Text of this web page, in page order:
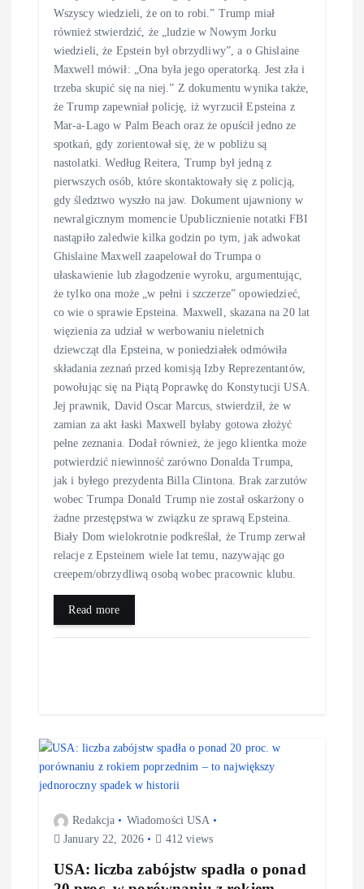
Wszyscy wiedzieli, że on to robi.” Trump miał
również stwierdzić, że „ludzie w Nowym Jorku
wiedzieli, że Epstein był obrzydliwy”, a o Ghislaine
Maxwell mówił: „Ona była jego operatorką. Jest zła i
trzeba skupić się na niej.” Z dokumentu wynika także,
że Trump zapewniał policję, iż wyrzucił Epsteina z
Mar-a-Lago w Palm Beach oraz że opuścił jedno ze
spotkań, gdy zorientował się, że w pobliżu są
nastolatki. Według Reitera, Trump był jedną z
pierwszych osób, które skontaktowały się z policją,
gdy śledztwo wyszło na jaw. Dokument ujawniony w
newralgicznym momencie Upublicznienie notatki FBI
nastąpiło zaledwie kilka godzin po tym, jak adwokat
Ghislaine Maxwell zaapelował do Trumpa o
ułaskawienie lub złagodzenie wyroku, argumentując,
że tylko ona może „w pełni i szczerze” opowiedzieć,
co wie o sprawie Epsteina. Maxwell, skazana na 20 lat
więzienia za udział w werbowaniu nieletnich
dziewcząt dla Epsteina, w poniedziałek odmówiła
składania zeznań przed komisją Izby Reprezentantów,
powołując się na Piątą Poprawkę do Konstytucji USA.
Jej prawnik, David Oscar Marcus, stwierdził, że w
zamian za akt łaski Maxwell byłaby gotowa złożyć
pełne zeznania. Dodał również, że jego klientka może
potwierdzić niewinność zarówno Donalda Trumpa,
jak i byłego prezydenta Billa Clintona. Brak zarzutów
wobec Trumpa Donald Trump nie został oskarżony o
żadne przestępstwa w związku ze sprawą Epsteina.
Biały Dom wielokrotnie podkreślał, że Trump zerwał
relacje z Epsteinem wiele lat temu, nazywając go
creepem/obrzydliwą osobą wobec pracownic klubu.
Read more
Redakcja
Wiadomości USA
January 22, 2026
412 views
USA: liczba zabójstw spadła o ponad